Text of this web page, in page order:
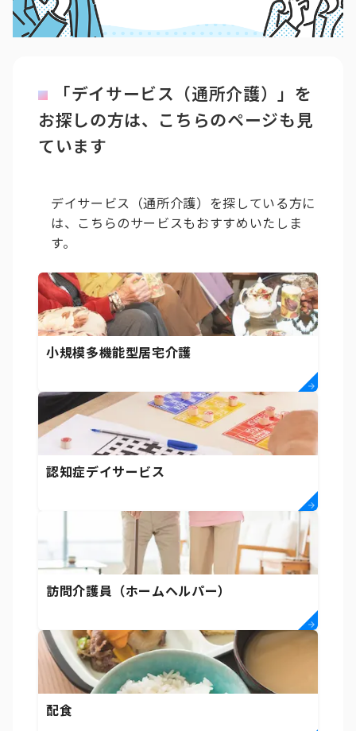
「デイサービス（通所介護）」を
お探しの方は、こちらのページも見
ています
デイサービス（通所介護）を探している方に
は、こちらのサービスもおすすめいたしま
す。
小規模多機能型居宅介護
認知症デイサービス
訪問介護員（ホームヘルパー）
配食